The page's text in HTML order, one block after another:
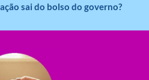
sai do bolso do governo?